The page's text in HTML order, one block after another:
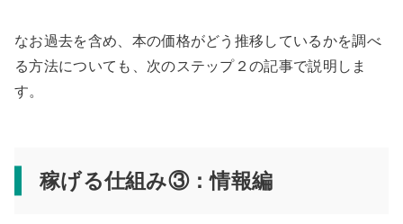
なお過去を含め、本の価格がどう推移しているかを調べ
る方法についても、次のステップ２の記事で説明しま
す。
稼げる仕組み③：情報編